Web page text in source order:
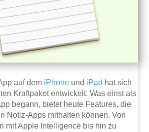
auf dem iPhone und iPad hat sich
Kraftpaket entwickelt. Was einst als
begann, bietet heute Features, die
Notiz-Apps mithalten können. Von
mit Apple Intelligence bis hin zu